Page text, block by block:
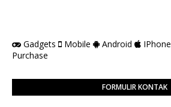
Gadgets Mobile Android IPhone
Purchase
FORMULIR KONTAK